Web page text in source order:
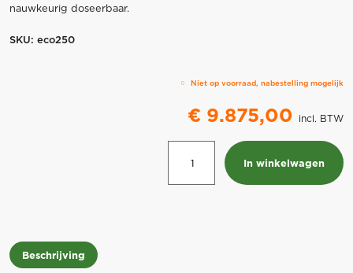
€ 9.875,00 incl. BTW
nauwkeurig doseerbaar.
Niet op voorraad, nabestelling mogelijk
Compoststrooier
Ecolawn
250
In winkelwagen
SKU: eco250
Beschrijving